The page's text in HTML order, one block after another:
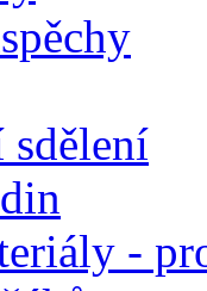
sdělení
-